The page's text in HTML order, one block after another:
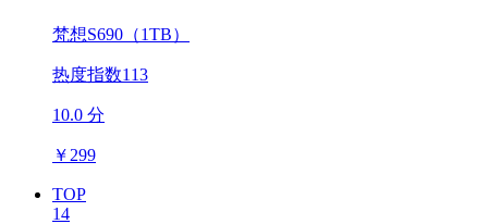
梵想S690（1TB）
热度指数113
10.0 分
￥ 299
TOP
14